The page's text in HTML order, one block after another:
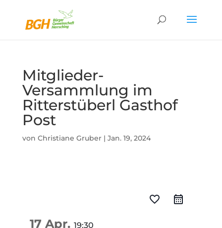
Mitglieder-
Versammlung im
Ritterstüberl Gasthof
Post
von Christiane Gruber| Jan. 19, 2024
favorite_border
17 Apr. 19:30